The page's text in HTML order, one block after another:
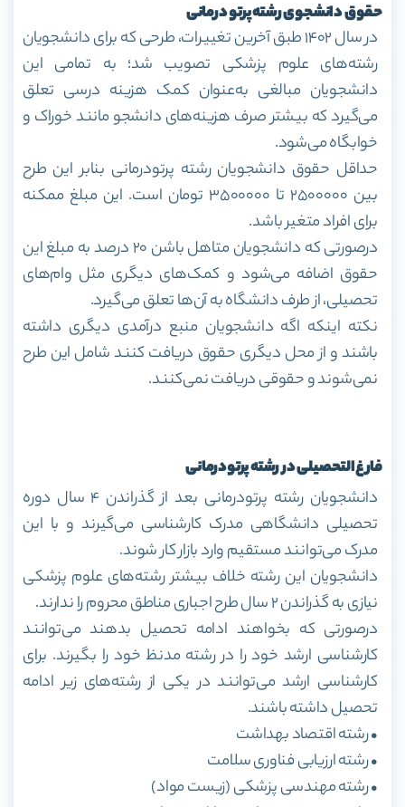
حقوق دانشجوی رشته پرتو درمانی
در سال ۱۴۰۲ طبق آخرین تغییرات، طرحی که برای دانشجویان
رشته‌های علوم پزشکی تصویب شد؛ به تمامی این
دانشجویان مبالغی به‌عنوان کمک هزینه درسی تعلق
می‌گیرد که بیشتر صرف هزینه‌های دانشجو مانند خوراک و
خوابگاه می‌شود.
حداقل حقوق دانشجویان رشته پرتودرمانی بنابر این طرح
بین ۲۵۰۰۰۰۰ تا ۳۵۰۰۰۰۰ تومان است. این مبلغ ممکنه
برای افراد متغیر باشد.
درصورتی که دانشجویان متاهل باشن ۲۰ درصد به مبلغ این
حقوق اضافه می‌شود و کمک‌های دیگری مثل وام‌های
تحصیلی، از طرف دانشگاه به آن‌ها تعلق می‌گیرد.
نکته اینکه اگه دانشجویان منبع درآمدی دیگری داشته
باشند و از محل دیگری حقوق دریافت کنند شامل این طرح
نمی‌شوند و حقوقی دریافت نمی‌کنند.
فارغ‌التحصیلی در رشته پرتودرمانی
دانشجویان رشته پرتودرمانی بعد از گذراندن ۴ سال دوره
تحصیلی دانشگاهی مدرک کارشناسی می‌گیرند و با این
مدرک می‌توانند مستقیم وارد بازار کار شوند.
دانشجویان این رشته خلاف بیشتر رشته‌های علوم پزشکی
نیازی به گذراندن ۲ سال طرح اجباری مناطق محروم را ندارند.
درصورتی که بخواهند ادامه تحصیل بدهند می‌توانند
کارشناسی ارشد خود را در رشته مدنظ خود را بگیرند. برای
کارشناسی ارشد می‌توانند در یکی از رشته‌های زیر ادامه
تحصیل داشته باشند.
• رشته اقتصاد بهداشت
• رشته ارزیابی فناوری سلامت
• رشته مهندسی پزشکی (زیست مواد)